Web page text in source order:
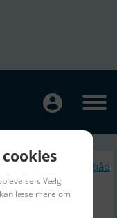
Lignende Motorbåd
Vælg
læse mere om